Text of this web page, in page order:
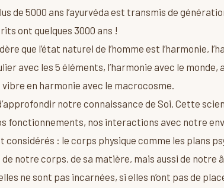
de 5000 ans l’ayurvéda est transmis de
ont quelques 3000 ans !
que l’état naturel de l’homme est l’harmonie,
avec les 5 éléments, l’harmonie avec le monde,
en harmonie avec le macrocosme.
notre connaissance de Soi. Cette
fonctionnements, nos interactions avec notre
considérés : le corps physique comme les plans
de notre corps, de sa matière, mais aussi de notre
ne sont pas incarnées, si elles n’ont pas de